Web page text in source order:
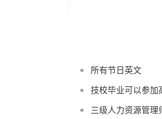
所有节日英文
技校毕业可以参加
三级人力资源管理